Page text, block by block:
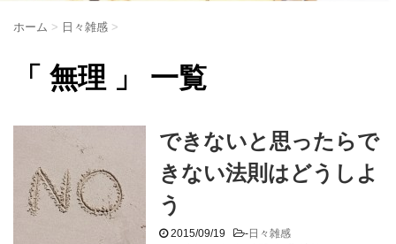
ホーム > 日々雑感 >
「 無理 」 一覧
できないと思ったらで
きない法則はどうしよ
う
2015/09/19 -日々雑感